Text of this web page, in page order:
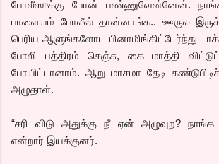
போலீஸுக்கு போன் பண்ணுவேன்னேன்.
பாளையம் போலீஸ் தான்னாங்க.. ஊருல
பெரிய ஆளுங்களோட பினாமிங்கிட்டேர்ந்து
போலி பத்திரம் செஞ்சு, கை மாத்தி
போயிட்டானாம். ஆறு மாசமா தேடி
அழுதாள்.
“சரி விடு அதுக்கு நீ ஏன் அழுவுற?
என்றார் இயக்குனர்.